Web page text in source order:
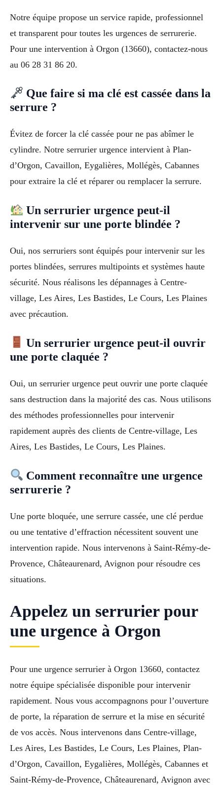
Notre équipe propose un service rapide, professionnel
et transparent pour toutes les urgences de serrurerie.
Pour une intervention à Orgon (13660), contactez-nous
au 06 28 31 86 20.
Que faire si ma clé est cassée dans la
serrure ?
Évitez de forcer la clé cassée pour ne pas abîmer le
cylindre. Notre serrurier urgence intervient à Plan-
d’Orgon, Cavaillon, Eygalières, Mollégès, Cabannes
pour extraire la clé et réparer ou remplacer la serrure.
Un serrurier urgence peut-il
intervenir sur une porte blindée ?
Oui, nos serruriers sont équipés pour intervenir sur les
portes blindées, serrures multipoints et systèmes haute
sécurité. Nous réalisons les dépannages à Centre-
village, Les Aires, Les Bastides, Le Cours, Les Plaines
avec précaution.
Un serrurier urgence peut-il ouvrir
une porte claquée ?
Oui, un serrurier urgence peut ouvrir une porte claquée
sans destruction dans la majorité des cas. Nous utilisons
des méthodes professionnelles pour intervenir
rapidement auprès des clients de Centre-village, Les
Aires, Les Bastides, Le Cours, Les Plaines.
Comment reconnaître une urgence
serrurerie ?
Une porte bloquée, une serrure cassée, une clé perdue
ou une tentative d’effraction nécessitent souvent une
intervention rapide. Nous intervenons à Saint-Rémy-de-
Provence, Châteaurenard, Avignon pour résoudre ces
situations.
Appelez un serrurier pour
une urgence à Orgon
Pour une urgence serrurier à Orgon 13660, contactez
notre équipe spécialisée disponible pour intervenir
rapidement. Nous vous accompagnons pour l’ouverture
de porte, la réparation de serrure et la mise en sécurité
de vos accès. Nous intervenons dans Centre-village,
Les Aires, Les Bastides, Le Cours, Les Plaines, Plan-
d’Orgon, Cavaillon, Eygalières, Mollégès, Cabannes et
Saint-Rémy-de-Provence, Châteaurenard, Avignon avec